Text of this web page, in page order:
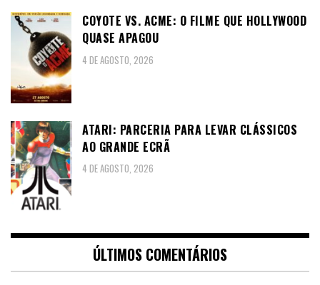
COYOTE VS. ACME: O FILME QUE HOLLYWOOD
QUASE APAGOU
4 DE AGOSTO, 2026
ATARI: PARCERIA PARA LEVAR CLÁSSICOS
AO GRANDE ECRÃ
4 DE AGOSTO, 2026
ÚLTIMOS COMENTÁRIOS